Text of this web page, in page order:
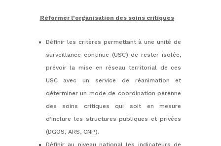
Réformer l’organisation des soins critiques
Définir les critères permettant à une unité de
surveillance continue (USC) de rester isolée,
prévoir la mise en réseau territorial de ces
USC avec un service de réanimation et
déterminer un mode de coordination pérenne
des soins critiques qui soit en mesure
d’inclure les structures publiques et privées
(DGOS, ARS, CNP).
Définir au niveau national les indicateurs de